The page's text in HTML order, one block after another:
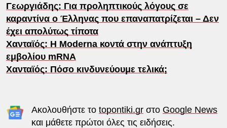
Γεωργιάδης: Για προληπτικούς λόγους σε
καραντίνα ο Έλληνας που επαναπατρίζεται – Δεν
έχει απολύτως τίποτα
Χανταϊός: Η Moderna κοντά στην ανάπτυξη
εμβολίου mRNA
Χανταϊός: Πόσο κινδυνεύουμε τελικά;
Ακολουθήστε το topontiki.grστο Google News
και μάθετε πρώτοι όλες τις ειδήσεις.